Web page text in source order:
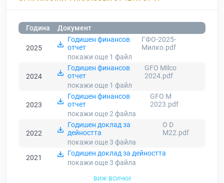
Година Документ
2025
Годишен финансов
отчет
ГФО-2025-
Милко.pdf
покажи още 1 файл
2024
Годишен финансов
отчет
GFO Milco
2024.pdf
покажи още 1 файл
2023
Годишен финансов
отчет
GFO M
2023.pdf
покажи още 2файла
2022
Годишен доклад за
дейността
O D
M22.pdf
покажи още 3 файла
2021
Годишен доклад за дейността
покажи още 3 файла
виж всички